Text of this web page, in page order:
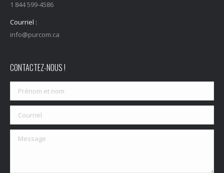
1 844 599-4586
Courriel :
info@purcom.ca
CONTACTEZ-NOUS !